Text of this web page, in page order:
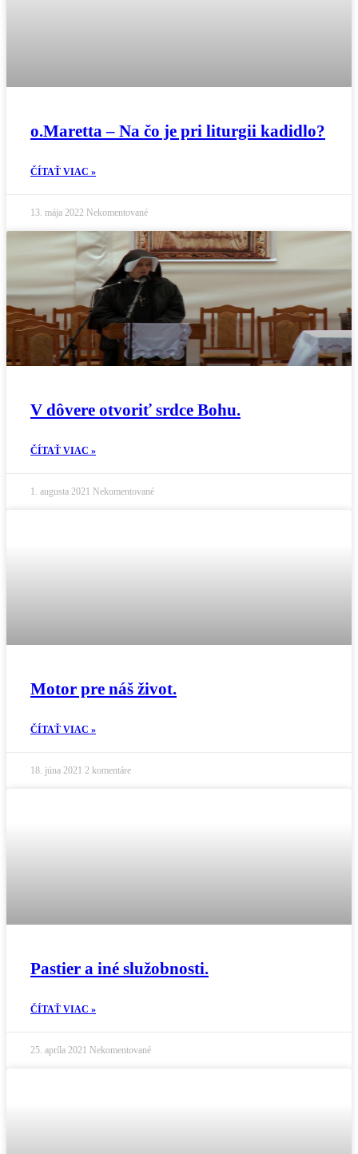
o.Maretta – Na čo je pri liturgii kadidlo?
ČÍTAŤ VIAC »
13. mája 2022 Nekomentované
V dôvere otvoriť srdce Bohu.
ČÍTAŤ VIAC »
1. augusta 2021 Nekomentované
Motor pre náš život.
ČÍTAŤ VIAC »
18. júna 2021 2 komentáre
Pastier a iné služobnosti.
ČÍTAŤ VIAC »
25. apríla 2021 Nekomentované